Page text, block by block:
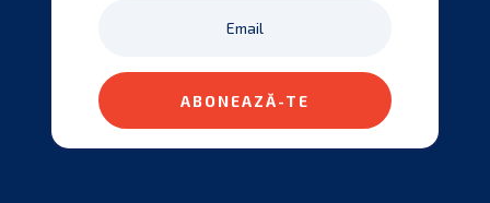
ABONEAZĂ-TE